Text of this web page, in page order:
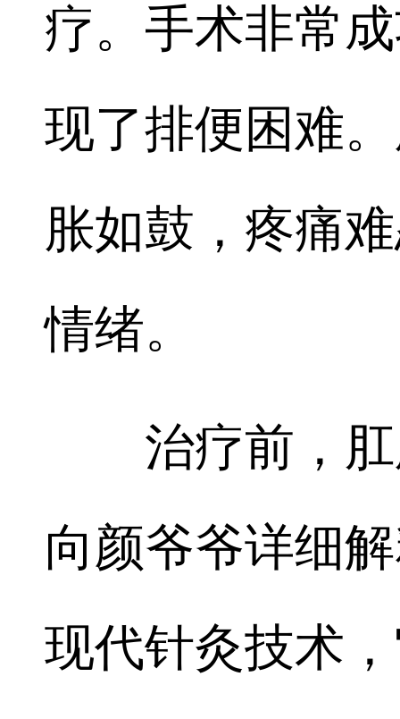
疗。手术非常
现了排便困难
胀如鼓，疼痛
情绪。
治疗前，肛
向颜爷爷详细
现代针灸技术